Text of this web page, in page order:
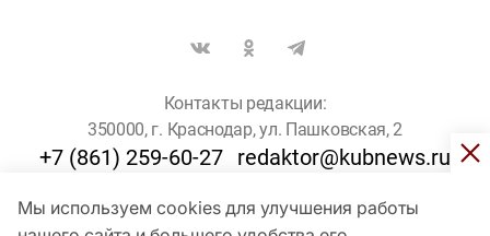
Мы используем cookies для улучшения работы
Контакты редакции:
350000, г. Краснодар, ул. Пашковская, 2
+7 (861) 259-60-27 redaktor@kubnews.ru
Для пользователей старше 16 лет